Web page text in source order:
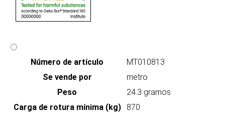
Número de artículo
MT010813
Se vende por
metro
Peso
24.3 gramos
Carga de rotura mínima (kg)
870